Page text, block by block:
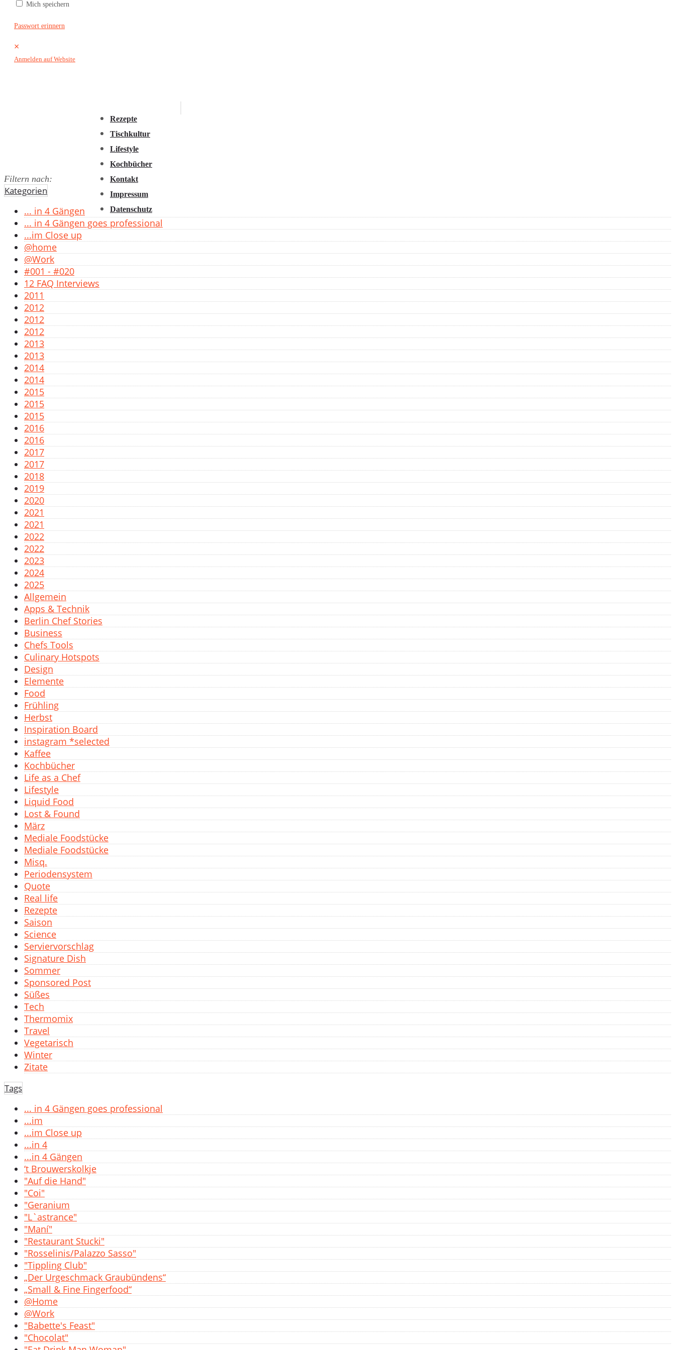
Mich speichern
Passwort erinnern
×
Anmelden auf Website
Rezepte
Tischkultur
Lifestyle
Kochbücher
2015
2012
Kontakt
Impressum
Datenschutz
Filtern nach:
Kategorien
... in 4 Gängen
... in 4 Gängen goes professional
...im Close up
@home
@Work
#001 - #020
12 FAQ Interviews
2011
2012
2012
2012
2013
2013
2014
2014
2015
2015
2015
2016
2016
2017
2017
2018
2019
2020
2021
2021
2022
2022
2023
2024
2025
Allgemein
Apps & Technik
Berlin Chef Stories
Business
Chefs Tools
Culinary Hotspots
Design
Elemente
Food
Frühling
Herbst
Inspiration Board
instagram *selected
Kaffee
Kochbücher
Life as a Chef
Lifestyle
Liquid Food
Lost & Found
März
Mediale Foodstücke
Mediale Foodstücke
Misq.
Periodensystem
Quote
Real life
Rezepte
Saison
Science
Serviervorschlag
Signature Dish
Sommer
Sponsored Post
Süßes
Tech
Thermomix
Travel
Vegetarisch
Winter
Zitate
Tags
... in 4 Gängen goes professional
...im
...im Close up
...in 4
...in 4 Gängen
‘t Brouwerskolkje
"Auf die Hand"
"Coi"
"Geranium
"L`astrance"
"Maní"
"Restaurant Stucki"
"Rosselinis/Palazzo Sasso"
"Tippling Club"
„Der Urgeschmack Graubündens“
„Small & Fine Fingerfood“
@Home
@Work
"Babette's Feast"
"Chocolat"